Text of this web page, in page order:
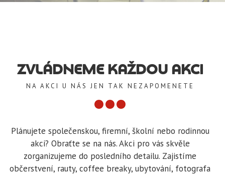
ZVLÁDNEME KAŽDOU AKCI
NA AKCI U NÁS JEN TAK NEZAPOMENETE
Plánujete společenskou, firemní, školní nebo rodinnou
akci? Obraťte se na nás. Akci pro vás skvěle
zorganizujeme do posledního detailu. Zajistíme
občerstvení, rauty, coffee breaky, ubytování, fotografa